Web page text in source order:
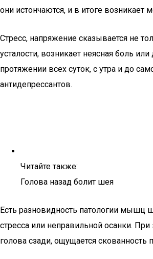
они истончаются, и в итоге
Стресс, напряжение сказывается не
усталости, возникает неясная боль
протяжении всех суток, с утра и до
антидепрессантов.
Читайте также:
Голова назад болит шея
Есть разновидность патологии мышц
стресса или неправильной осанки.
голова сзади, ощущается скованность